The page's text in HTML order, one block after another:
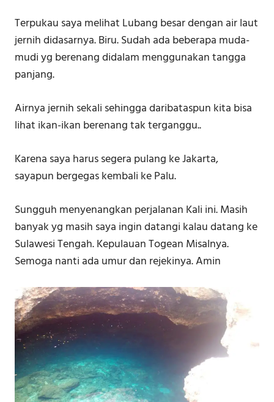
Terpukau saya melihat Lubang besar dengan air laut
jernih didasarnya. Biru. Sudah ada beberapa muda-
mudi yg berenang didalam menggunakan tangga
panjang.
Airnya jernih sekali sehingga daribataspun kita bisa
lihat ikan-ikan berenang tak terganggu..
Karena saya harus segera pulang ke Jakarta,
sayapun bergegas kembali ke Palu.
Sungguh menyenangkan perjalanan Kali ini. Masih
banyak yg masih saya ingin datangi kalau datang ke
Sulawesi Tengah. Kepulauan Togean Misalnya.
Semoga nanti ada umur dan rejekinya. Amin